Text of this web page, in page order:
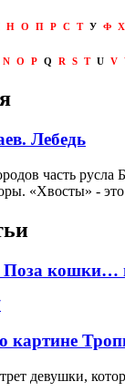
Н О П Р С Т У Ф Х
N O P Q R S T U V
Лебедь
часть русла
«Хвосты» - это
Поза кошки…
картине
девушки,